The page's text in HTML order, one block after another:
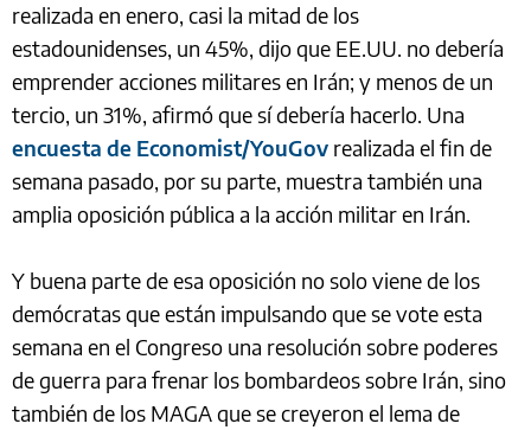
realizada en enero, casi la mitad de los
estadounidenses, un 45%, dijo que EE.UU. no debería
emprender acciones militares en Irán; y menos de un
tercio, un 31%, afirmó que sí debería hacerlo. Una
encuesta de Economist/YouGov realizada el fin de
semana pasado, por su parte, muestra también una
amplia oposición pública a la acción militar en Irán.
Y buena parte de esa oposición no solo viene de los
demócratas que están impulsando que se vote esta
semana en el Congreso una resolución sobre poderes
de guerra para frenar los bombardeos sobre Irán, sino
también de los MAGA que se creyeron el lema de